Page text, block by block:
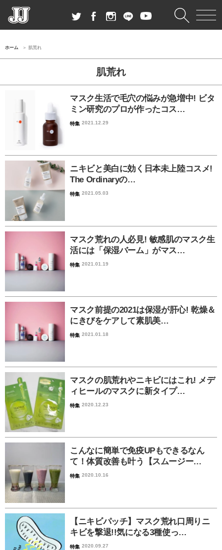
ホーム 肌荒れ
肌荒れ
マスク生活で毛穴の悩みが急増中! ビタ
ミン研究のプロが作ったコス…
特集 2021.12.29
ニキビと美白に効く日本未上陸コスメ!
The Ordinaryの…
特集 2021.05.03
マスク荒れの人必見! 敏感肌のマスク生
活には「保湿バーム」がマス…
特集 2021.01.19
マスク前提の2021は保湿が肝心! 乾燥＆
にきびをケアして素肌美…
特集 2021.01.18
マスクの肌荒れやニキビにはこれ! メデ
ィヒールのマスクに新タイプ…
特集 2020.12.23
こんなに簡単で免疫UPもできるなん
て！体質改善も叶う【スムージー…
特集 2020.10.16
【ニキビパッチ】マスク荒れ口周りニ
キビを撃退!!気になる3種使っ…
特集 2020.09.27